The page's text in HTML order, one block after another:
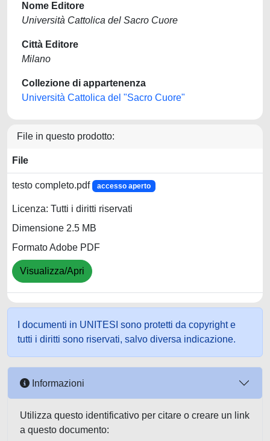
Nome Editore
Università Cattolica del Sacro Cuore
Città Editore
Milano
Collezione di appartenenza
Università Cattolica del "Sacro Cuore"
File in questo prodotto:
File
testo completo.pdf accesso aperto
Licenza: Tutti i diritti riservati
Dimensione 2.5 MB
Formato Adobe PDF
Visualizza/Apri
I documenti in UNITESI sono protetti da copyright e
tutti i diritti sono riservati, salvo diversa indicazione.
Informazioni
Utilizza questo identificativo per citare o creare un link
a questo documento: